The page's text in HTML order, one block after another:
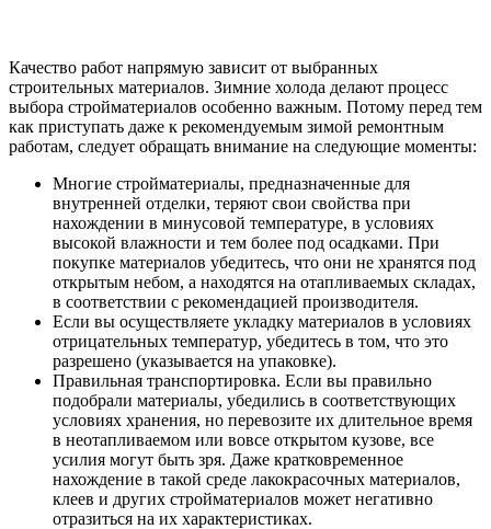
Качество работ напрямую зависит от выбранных
строительных материалов. Зимние холода делают процесс
выбора стройматериалов особенно важным. Потому перед тем
как приступать даже к рекомендуемым зимой ремонтным
работам, следует обращать внимание на следующие моменты:
Многие стройматериалы, предназначенные для
внутренней отделки, теряют свои свойства при
нахождении в минусовой температуре, в условиях
высокой влажности и тем более под осадками. При
покупке материалов убедитесь, что они не хранятся под
открытым небом, а находятся на отапливаемых складах,
в соответствии с рекомендацией производителя.
Если вы осуществляете укладку материалов в условиях
отрицательных температур, убедитесь в том, что это
разрешено (указывается на упаковке).
Правильная транспортировка. Если вы правильно
подобрали материалы, убедились в соответствующих
условиях хранения, но перевозите их длительное время
в неотапливаемом или вовсе открытом кузове, все
усилия могут быть зря. Даже кратковременное
нахождение в такой среде лакокрасочных материалов,
клеев и других стройматериалов может негативно
отразиться на их характеристиках.